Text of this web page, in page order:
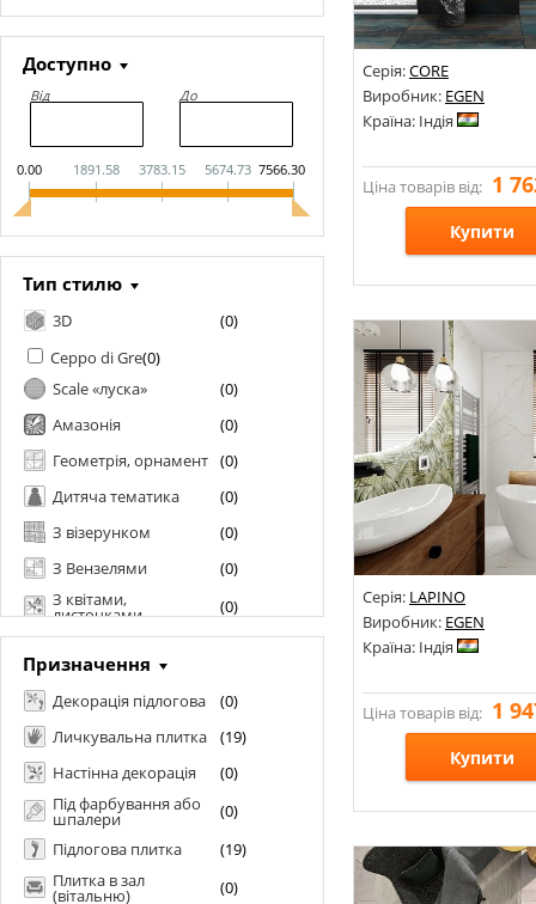
Доступно
Від До
0.00 1891.58 3783.15 5674.73 7566.30
Тип стилю
3D (0)
Ceppo di Gre(0)
Scale «луска»
(0)
Амазонія
(0)
Геометрія, орнамент (0)
Дитяча тематика
(0)
З візерунком
(0)
З Вензелями
(0)
З квітами,
листочками (0)
З колами, у горошок (0)
Зеркало
( )
Кабанчик
(
Котто, рустик
( )
Кухонні атрибути
(0)
Мозаїка
(0)
Моноколор
(1)
Призначення
Декорація підлогова (0)
Личкувальна плитка
(19)
Настінна декорація
(0)
Під фарбування або
шпалери (0)
Підлогова плитка
(19)
Плитка в зал
(вітальню) (0)
Серія:CORE
Виробник: EGEN
Країна: Індія
Ціна товарів від: 1
Купити
Розміри: 600х1200;
Стилі: Під бетон; Під
Кольори:
Серія: LAPINO
Виробник: EGEN
Країна: Індія
Ціна товарів від: 1
Купити
Розміри: 600х1200;
Стилі: Під мармур;
Кольори: